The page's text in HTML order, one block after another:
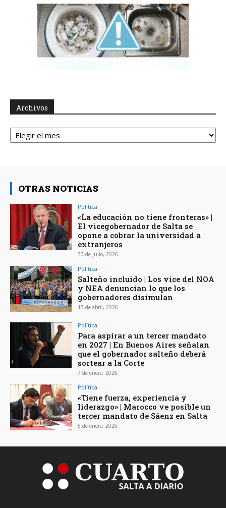
Archivos
Archivos
OTRAS NOTICIAS
Política
«La educación no tiene fronteras» |
El vicegobernador de Salta se
opone a cobrar la universidad a
extranjeros
30 de julio, 2026
Política
Salteño incluido | Los vice del NOA
y NEA denuncian lo que los
gobernadores disimulan
15 de abril, 2026
Política
Para aspirar a un tercer mandato
en 2027 | En Buenos Aires señalan
que el gobernador salteño deberá
sortear a la Corte
7 de enero, 2026
Política
«Tiene fuerza, experiencia y
liderazgo» | Marocco ve posible un
tercer mandato de Sáenz en Salta
5 de enero, 2026